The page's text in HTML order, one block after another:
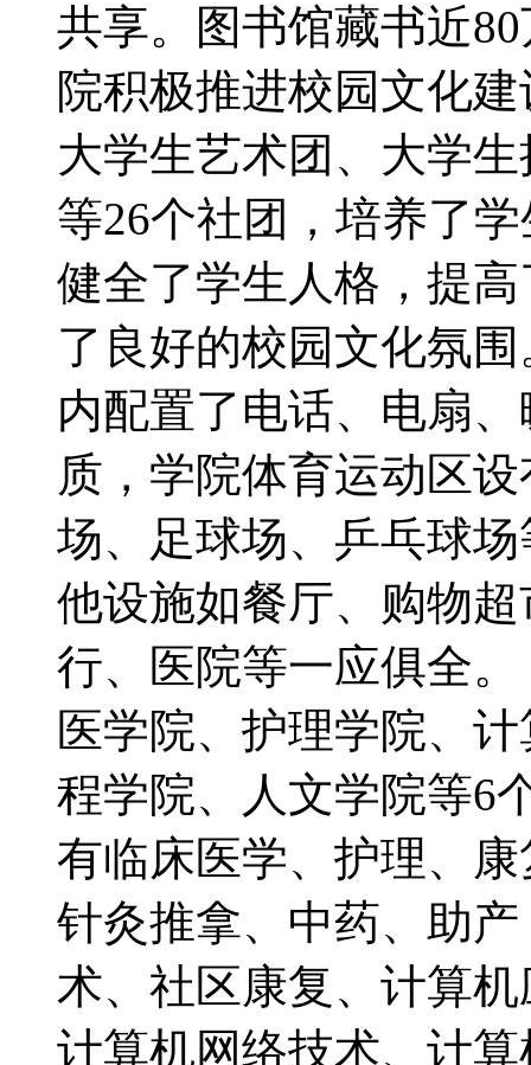
共享。图书馆藏书近
院积极推进校园文化
大学生艺术团、大学
等26个社团，培养了
健全了学生人格，提
了良好的校园文化氛
内配置了电话、电扇
质，学院体育运动区
场、足球场、乒乓球
他设施如餐厅、购物
行、医院等一应俱
医学院、护理学院、
程学院、人文学院等6
有临床医学、护理、
针灸推拿、中药、助
术、社区康复、计算
计算机网络技术、计